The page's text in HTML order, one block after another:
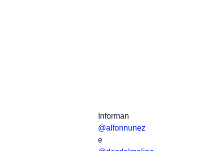
Informan
@alfonnunez
e